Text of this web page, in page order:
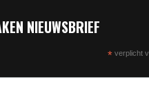
NIEUWSBRIEF
*verplicht